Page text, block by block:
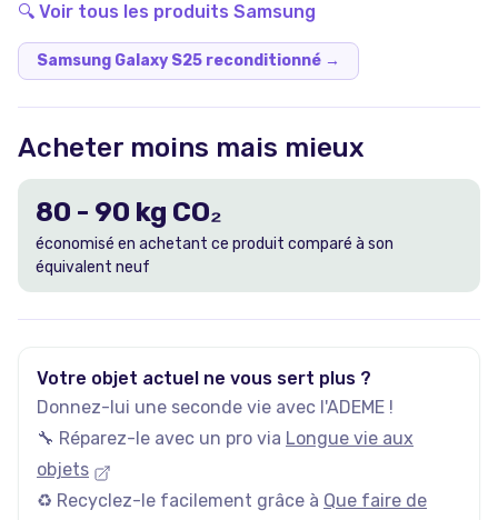
🔍 Voir tous les produits Samsung
Samsung Galaxy S25 reconditionné →
Acheter moins mais mieux
80 - 90 kg CO₂
économisé en achetant ce produit comparé à son
équivalent neuf
Votre objet actuel ne vous sert plus ?
Donnez-lui une seconde vie avec l'ADEME !
🔧 Réparez-le avec un pro via Longue vie aux
objets
♻️ Recyclez-le facilement grâce à Que faire de